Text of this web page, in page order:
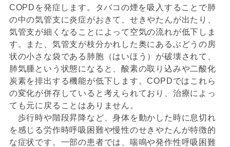
COPDを発症します。タバコの煙を吸入することで肺
の中の気管支に炎症がおきて、せきやたんが出たり、
気管支が細くなることによって空気の流れが低下しま
す。また、気管支が枝分かれした奥にあるぶどうの房
状の小さな袋である肺胞（はいほう）が破壊されて、
肺気腫という状態になると、酸素の取り込みや二酸化
炭素を排出する機能が低下します。COPDではこれら
の変化が併存していると考えられており、治療によっ
ても元に戻ることはありません。
歩行時や階段昇降など、身体を動かした時に息切れ
を感じる労作時呼吸困難や慢性のせきやたんが特徴的
な症状です。一部の患者では、喘鳴や発作性呼吸困難